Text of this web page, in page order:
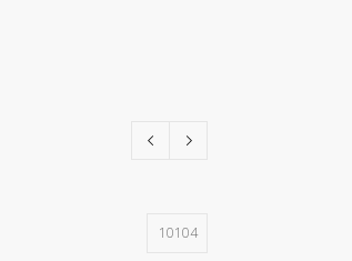
10104